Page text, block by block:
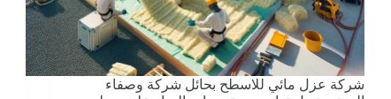
شركة عزل مائي للاسطح بحائل شركة وصفاء